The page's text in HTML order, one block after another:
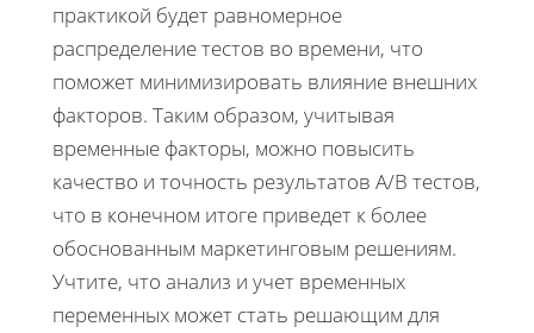
практикой будет равномерное
распределение тестов во времени, что
поможет минимизировать влияние внешних
факторов. Таким образом, учитывая
временные факторы, можно повысить
качество и точность результатов A/B тестов,
что в конечном итоге приведет к более
обоснованным маркетинговым решениям.
Учтите, что анализ и учет временных
переменных может стать решающим для